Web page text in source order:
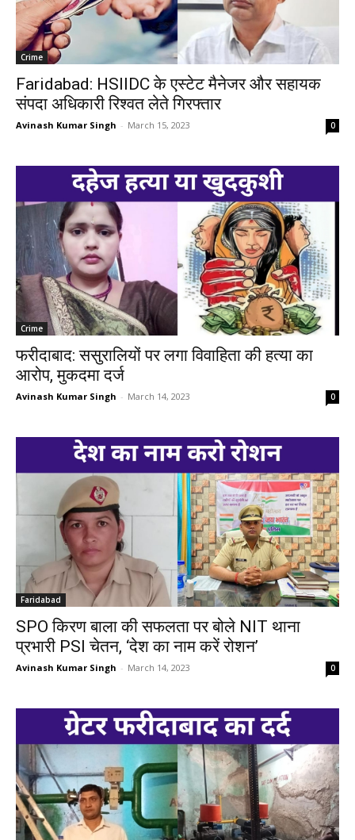
Crime
Faridabad: HSIIDC के एस्टेट मैनेजर और सहायक
संपदा अधिकारी रिश्वत लेते गिरफ्तार
Avinash Kumar Singh - March 15, 2023 0
Crime
फरीदाबाद: ससुरालियों पर लगा विवाहिता की हत्या का
आरोप, मुकदमा दर्ज
Avinash Kumar Singh - March 14, 2023 0
Faridabad
SPO किरण बाला की सफलता पर बोले NIT थाना
प्रभारी PSI चेतन, ‘देश का नाम करें रोशन’
Avinash Kumar Singh - March 14, 2023 0